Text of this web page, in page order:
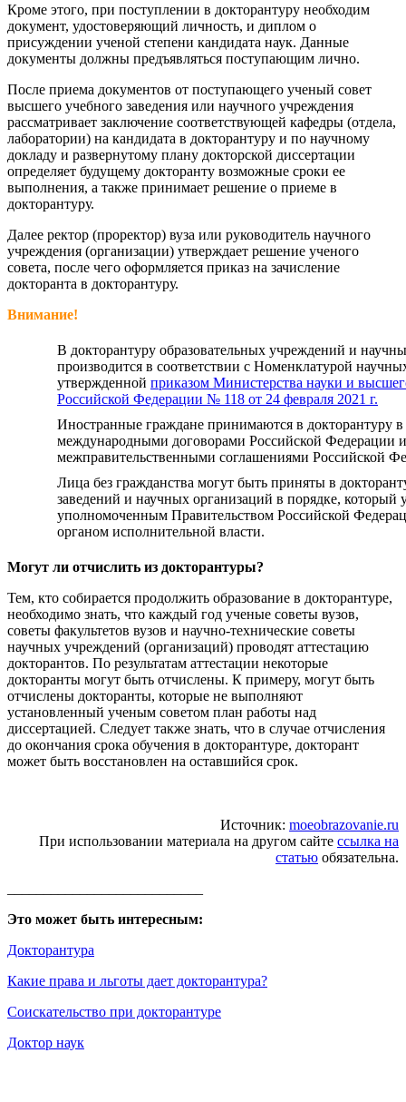
Кроме этого, при поступлении в докторантуру необходим
документ, удостоверяющий личность, и диплом о
присуждении ученой степени кандидата наук. Данные
документы должны предъявляться поступающим лично.
После приема документов от поступающего ученый совет
высшего учебного заведения или научного учреждения
рассматривает заключение соответствующей кафедры (отдела,
лаборатории) на кандидата в докторантуру и по научному
докладу и развернутому плану докторской диссертации
определяет будущему докторанту возможные сроки ее
выполнения, а также принимает решение о приеме в
докторантуру.
Далее ректор (проректор) вуза или руководитель научного
учреждения (организации) утверждает решение ученого
совета, после чего оформляется приказ на зачисление
докторанта в докторантуру.
Внимание!
В докторантуру образовательных учреждений и
производится в соответствии с Номенклатурой
утвержденной приказом Министерства науки и
Российской Федерации № 118 от 24 февраля 2021 г.
Иностранные граждане принимаются в докторантуру в
международными договорами Российской Федерации и
межправительственными соглашениями Российской
Лица без гражданства могут быть приняты в
заведений и научных организаций в порядке, который
уполномоченным Правительством Российской
органом исполнительной власти.
Могут ли отчислить из докторантуры?
Тем, кто собирается продолжить образование в докторантуре,
необходимо знать, что каждый год ученые советы вузов,
советы факультетов вузов и научно-технические советы
научных учреждений (организаций) проводят аттестацию
докторантов. По результатам аттестации некоторые
докторанты могут быть отчислены. К примеру, могут быть
отчислены докторанты, которые не выполняют
установленный ученым советом план работы над
диссертацией. Следует также знать, что в случае отчисления
до окончания срока обучения в докторантуре, докторант
может быть восстановлен на оставшийся срок.
Источник: moeobrazovanie.ru
При использовании материала на другом сайте ссылка на
статью обязательна.
Это может быть интересным:
Докторантура
Какие права и льготы дает докторантура?
Cоискательство при докторантуре
Доктор наук